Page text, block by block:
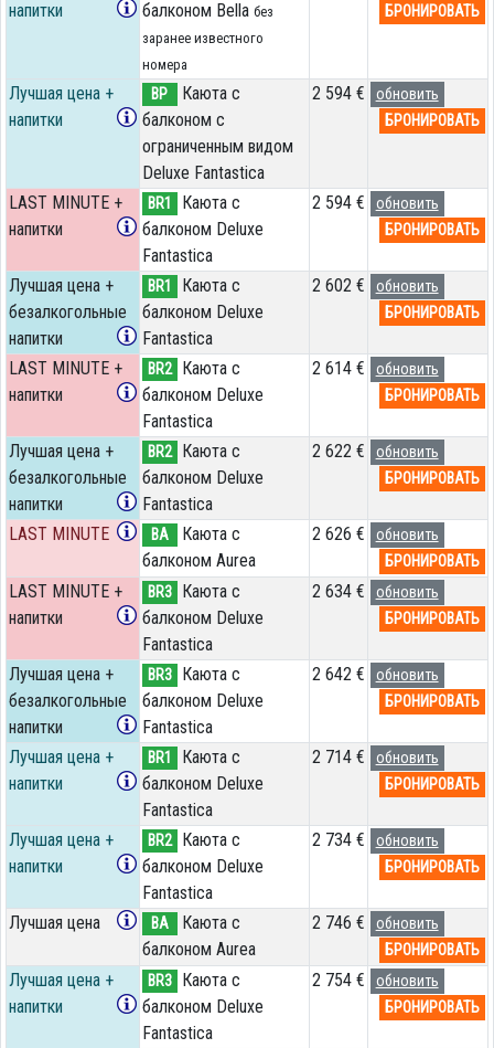
напитки
балконом Bella без
заранее известного
номера
БРОНИРОВАТЬ
Лучшая цена +
напитки
BP
Каюта с
балконом c
ограниченным видом
Deluxe Fantastica
2 594 €
обновить
БРОНИРОВАТЬ
LAST MINUTE +
напитки
BR1
Каюта с
балконом Deluxe
Fantastica
2 594 €
обновить
БРОНИРОВАТЬ
Лучшая цена +
безалкогольные
напитки
BR1
Каюта с
балконом Deluxe
Fantastica
2 602 €
обновить
БРОНИРОВАТЬ
LAST MINUTE +
напитки
BR2
Каюта с
балконом Deluxe
Fantastica
2 614 €
обновить
БРОНИРОВАТЬ
Лучшая цена +
безалкогольные
напитки
BR2
Каюта с
балконом Deluxe
Fantastica
2 622 €
обновить
БРОНИРОВАТЬ
LAST MINUTE BA
Каюта с
балконом Aurea
2 626 €
обновить
БРОНИРОВАТЬ
LAST MINUTE +
напитки
BR3
Каюта с
балконом Deluxe
Fantastica
2 634 €
обновить
БРОНИРОВАТЬ
Лучшая цена +
безалкогольные
напитки
BR3
Каюта с
балконом Deluxe
Fantastica
2 642 €
обновить
БРОНИРОВАТЬ
Лучшая цена +
напитки
BR1
Каюта с
балконом Deluxe
Fantastica
2 714 €
обновить
БРОНИРОВАТЬ
Лучшая цена +
напитки
BR2
Каюта с
балконом Deluxe
Fantastica
2 734 €
обновить
БРОНИРОВАТЬ
Лучшая цена BA
Каюта с
балконом Aurea
2 746 €
обновить
БРОНИРОВАТЬ
Лучшая цена +
напитки
BR3
Каюта с
балконом Deluxe
Fantastica
2 754 €
обновить
БРОНИРОВАТЬ